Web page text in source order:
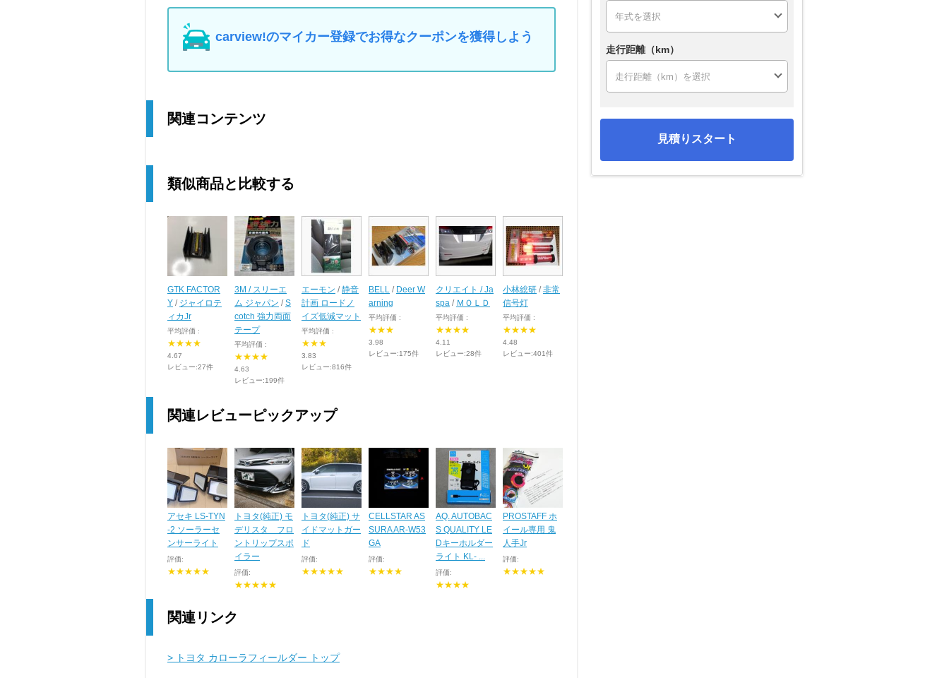
carview!のマイカー登録でお得なクーポンを獲得しよう
関連コンテンツ
類似商品と比較する
GTK FACTOR
Y / ジャイロテ
ィカJr
平均評価 :
★★★★
4.67
レビュー:27件
3M / スリーエ
ム ジャパン /S
cotch 強力両面
テープ
平均評価 :
★★★★
4.63
レビュー:199件
エーモン /静音
計画 ロードノ
イズ低減マット
平均評価 :
★★★
3.83
レビュー:816件
BELL / Deer W
arning
平均評価 :
★★★
3.98
レビュー:175件
クリエイト / Ja
spa / ＭＯＬＤ
平均評価 :
★★★★
4.11
レビュー:28件
小林総研 /非常
信号灯
平均評価 :
★★★★
4.48
レビュー:401件
関連レビューピックアップ
アセキ LS-TYN
-2 ソーラーセ
ンサーライト
評価:
★★★★★
トヨタ(純正) モ
デリスタ フロ
ントリップスポ
イラー
評価:
★★★★★
トヨタ(純正) サ
イドマットガー
ド
評価:
★★★★★
CELLSTAR AS
SURA AR-W53
GA
評価:
★★★★
AQ. AUTOBAC
S QUALITY LE
Dキーホルダー
ライト KL- ...
評価:
★★★★
PROSTAFF ホ
イール専用 鬼
人手Jr
評価:
★★★★★
関連リンク
> トヨタ カローラフィールダー トップ
走行距離（km）
見積りスタート